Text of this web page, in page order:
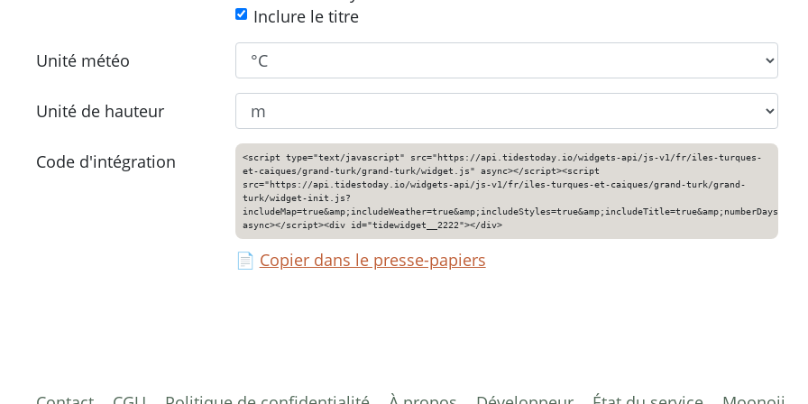
Inclure le titre
Unité météo
Unité de hauteur
Code d'intégration
<script type="text/javascript" src="https://api.tidestoday.io/widgets-api/js-v1/fr/iles-turques-
et-caiques/grand-turk/grand-turk/widget.js" async></script><script
src="https://api.tidestoday.io/widgets-api/js-v1/fr/iles-turques-et-caiques/grand-turk/grand-
turk/widget-init.js?
async></script><div id="tidewidget__2222"></div>
📄 Copier dans le presse-papiers